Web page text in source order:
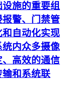
施的重要组
警、门禁管
自动化实现
内众多摄像
高效的通信
输和系统联